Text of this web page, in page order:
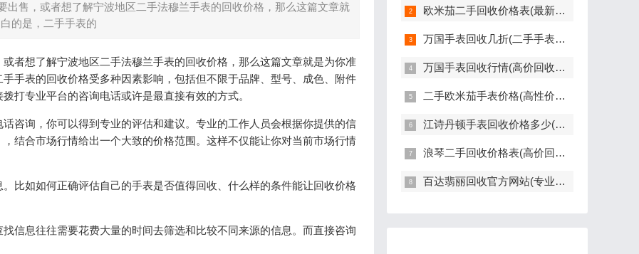
出售，或者想了解宁波地区二手法穆兰手表的回收价格，那么这篇文章就
的是，二手手表的
者想了解宁波地区二手法穆兰手表的回收价格，那么这篇文章就是为你准
手表的回收价格受多种因素影响，包括但不限于品牌、型号、成色、附件
打专业平台的咨询电话或许是最直接有效的方式。
咨询，你可以得到专业的评估和建议。专业的工作人员会根据你提供的信
结合市场行情给出一个大致的价格范围。这样不仅能让你对当前市场行情
比如如何正确评估自己的手表是否值得回收、什么样的条件能让回收价格
信息往往需要花费大量的时间去筛选和比较不同来源的信息。而直接咨询
欧米茄二手回收价格表(最新欧米茄手表回收价格参考)
万国手表回收几折(二手手表回收价格如何评估)
万国手表回收行情(高价回收指南)
二手欧米茄手表价格(高性价比的二手欧米茄手表推荐)
江诗丹顿手表回收价格多少(高价回收指南)
浪琴二手回收价格表(高价回收，快速评估，全面解读)
百达翡丽回收官方网站(专业回收服务，高价回收，轻松变现)